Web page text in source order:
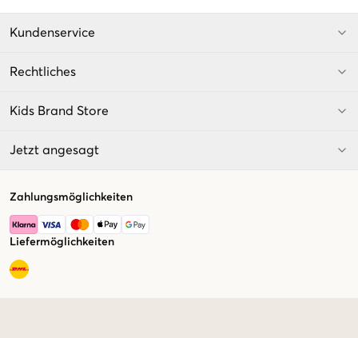
Kundenservice
Rechtliches
Kids Brand Store
Jetzt angesagt
Zahlungsmöglichkeiten
Liefermöglichkeiten